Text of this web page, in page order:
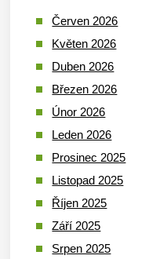
Červen 2026
Květen 2026
Duben 2026
Březen 2026
Únor 2026
Leden 2026
Prosinec 2025
Listopad 2025
Říjen 2025
Září 2025
Srpen 2025